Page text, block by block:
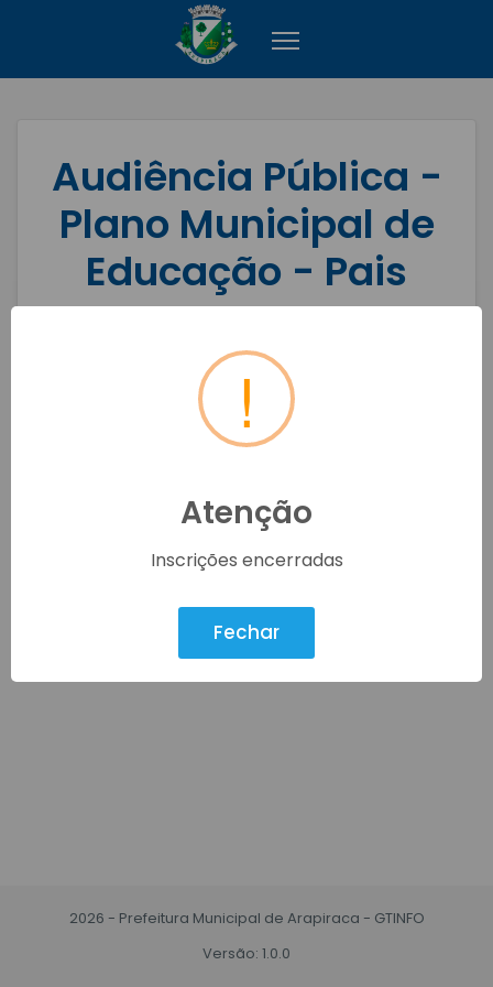
Audiência Pública -
Plano Municipal de
Educação - Pais
Início do Evento: 23/03/2022
Périodo das Inscrições: 14/03/2022 à
21/03/2022
Não há mais vagas disponíveis.
Inscrever-se
2026 - Prefeitura Municipal de Arapiraca - GTINFO
Versão: 1.0.0
!
Atenção
Inscrições encerradas
Fechar